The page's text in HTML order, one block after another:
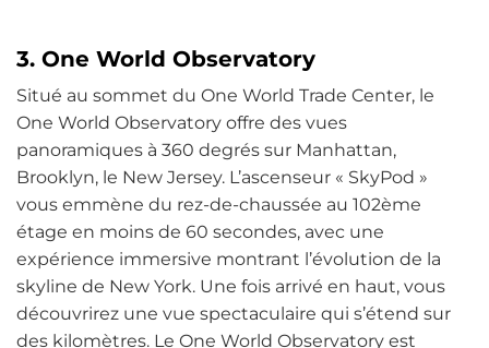
3. One World Observatory
Situé au sommet du One World Trade Center, le
One World Observatory offre des vues
panoramiques à 360 degrés sur Manhattan,
Brooklyn, le New Jersey. L’ascenseur « SkyPod »
vous emmène du rez-de-chaussée au 102ème
étage en moins de 60 secondes, avec une
expérience immersive montrant l’évolution de la
skyline de New York. Une fois arrivé en haut, vous
découvrirez une vue spectaculaire qui s’étend sur
des kilomètres. Le One World Observatory est